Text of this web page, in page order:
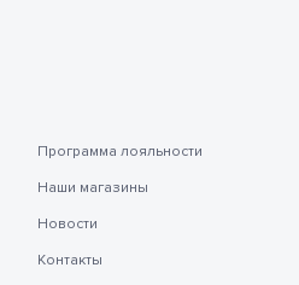
Программа лояльности
Наши магазины
Новости
Контакты